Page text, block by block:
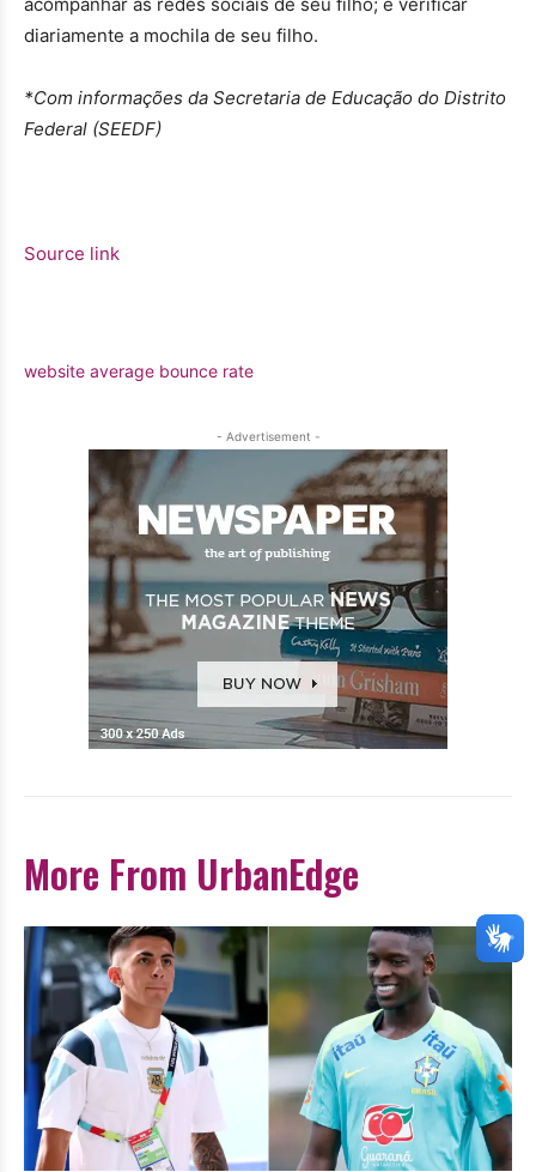
diariamente a mochila de seu filho.
*Com informações da Secretaria de Educação do Distrito
Federal (SEEDF)
Source link
website average bounce rate
- Advertisement -
More From UrbanEdge